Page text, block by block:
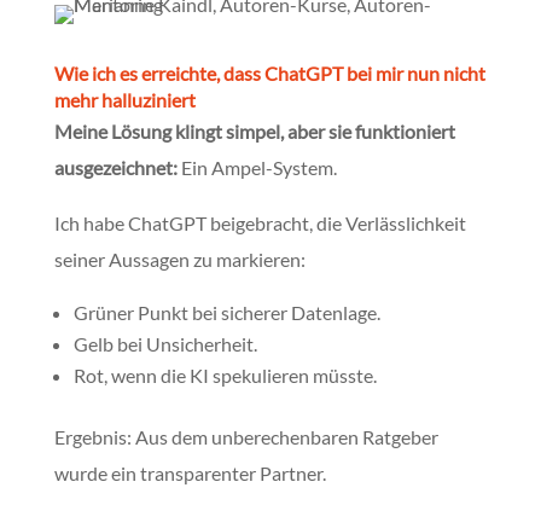
Wie ich es erreichte, dass ChatGPT bei mir nun nicht
mehr halluziniert
Meine Lösung klingt simpel, aber sie funktioniert
ausgezeichnet: Ein Ampel-System.
Ich habe ChatGPT beigebracht, die Verlässlichkeit
seiner Aussagen zu markieren:
Grüner Punkt bei sicherer Datenlage.
Gelb bei Unsicherheit.
Rot, wenn die KI spekulieren müsste.
Ergebnis: Aus dem unberechenbaren Ratgeber
wurde ein transparenter Partner.